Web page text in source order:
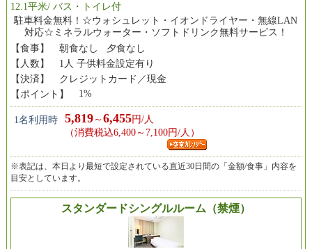
12.1平米/ バス・トイレ付
駐車料金無料！☆ウォシュレット・イオンドライヤー・無線LAN
対応☆ミネラルウォーター・ソフトドリンク無料サービス！
【食事】
朝食なし 夕食なし
【人数】
1人 子供料金設定有り
【決済】
クレジットカード／現金
【ポイント】
1%
1名利用時 5,819～6,455円/人
（消費税込6,400～7,100円/人）
※表記は、本日より最短で設定されている直近30日間の「金額/食事」内容を
目安としています。
スタンダードシングルルーム（禁煙）